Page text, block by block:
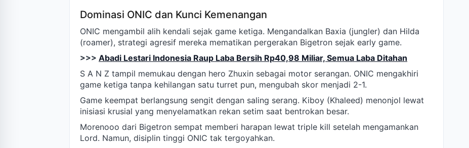
Dominasi ONIC dan Kunci Kemenangan
ONIC mengambil alih kendali sejak game ketiga. Mengandalkan Baxia (jungler) dan Hilda
(roamer), strategi agresif mereka mematikan pergerakan Bigetron sejak early game.
>>> Abadi Lestari Indonesia Raup Laba Bersih Rp40,98 Miliar, Semua Laba Ditahan
S A N Z tampil memukau dengan hero Zhuxin sebagai motor serangan. ONIC mengakhiri
game ketiga tanpa kehilangan satu turret pun, mengubah skor menjadi 2-1.
Game keempat berlangsung sengit dengan saling serang. Kiboy (Khaleed) menonjol lewat
inisiasi krusial yang menyelamatkan rekan setim saat bentrokan besar.
Morenooo dari Bigetron sempat memberi harapan lewat triple kill setelah mengamankan
Lord. Namun, disiplin tinggi ONIC tak tergoyahkan.